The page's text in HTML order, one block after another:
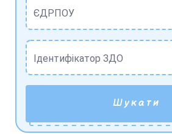
ЄДРПОУ
Ідентифікатор ЗДО
Шукати